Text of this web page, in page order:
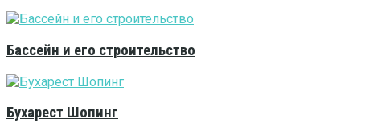
Бассейн и его строительство
Бухарест Шопинг